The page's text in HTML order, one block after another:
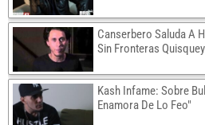
Canserbero Saluda A
Sin Fronteras
Kash Infame: Sobre
Enamora De Lo Feo"